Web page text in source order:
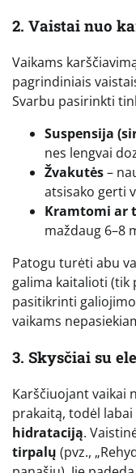
2. Vaistai nuo
Vaikams
pagrindiniais
Svarbu pasirinkti
Suspensija
nes lengvai
Žvakutės–
atsisako gerti
Kramtomi ar
maždaug 6–8
Patogu turėti abu
galima kaitalioti (tik
pasitikrinti
vaikams
3. Skysčiai su
Karščiuojant vaikai
prakaitą, todėl
hidrataciją.
tirpalų (pvz.,